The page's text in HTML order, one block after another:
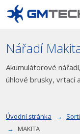
Nářadí
Akumulátorové
úhlové brusky, vrtací
Úvodní stránka
MAKITA